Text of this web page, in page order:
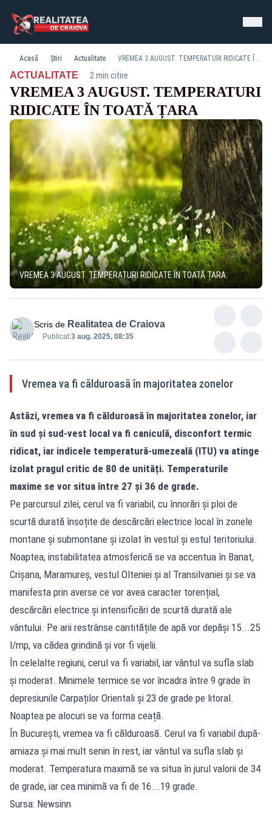
Acasă Știri Actualitate VREMEA 3 AUGUST. TEMPERATURI RIDICATE ÎN TOATĂ ȚARA
ACTUALITATE· 2 min citire
VREMEA 3 AUGUST. TEMPERATURI
RIDICATE ÎN TOATĂ ȚARA
VREMEA 3 AUGUST. TEMPERATURI RIDICATE ÎN TOATĂ ȚARA
Scris de Realitatea de Craiova
Publicat:3 aug. 2025, 08:35
Vremea va fi călduroasă în majoritatea zonelor
Astăzi, vremea va fi călduroasă în majoritatea zonelor, iar
în sud și sud-vest local va fi caniculă, disconfort termic
ridicat, iar indicele temperatură-umezeală (ITU) va atinge
izolat pragul critic de 80 de unități. Temperaturile
maxime se vor situa între 27 și 36 de grade.
Pe parcursul zilei, cerul va fi variabil, cu înnorări și ploi de
scurtă durată însoțite de descărcări electrice local în zonele
montane și submontane și izolat în vestul și estul teritoriului.
Noaptea, instabilitatea atmosferică se va accentua în Banat,
Crișana, Maramureș, vestul Olteniei și al Transilvaniei și se va
manifesta prin averse ce vor avea caracter torențial,
descărcări electrice și intensificări de scurtă durată ale
vântului. Pe arii restrânse cantitățile de apă vor depăși 15...25
l/mp, va cădea grindină și vor fi vijelii.
În celelalte regiuni, cerul va fi variabil, iar vântul va sufla slab
și moderat. Minimele termice se vor încadra între 9 grade în
depresiunile Carpaților Orientali și 23 de grade pe litoral.
Noaptea pe alocuri se va forma ceață.
În București, vremea va fi călduroasă. Cerul va fi variabil după-
amiaza și mai mult senin în rest, iar vântul va sufla slab și
moderat. Temperatura maximă se va situa în jurul valorii de 34
de grade, iar cea minimă va fi de 16...19 grade.
Sursa: Newsinn